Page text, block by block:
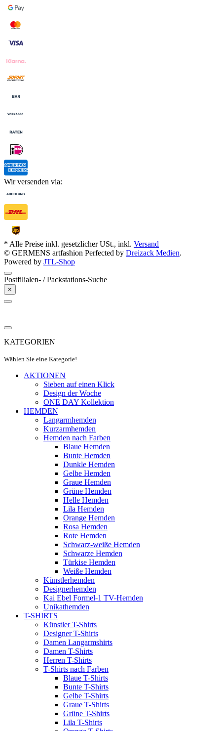
Wir versenden via:
* Alle Preise inkl. gesetzlicher USt., inkl. Versand
© GERMENS artfashion Perfected by Dreizack Medien.
Powered by JTL-Shop
Postfilialen- / Packstations-Suche
×
KATEGORIEN
Wählen Sie eine Kategorie!
AKTIONEN
Sieben auf einen Klick
Design der Woche
ONE DAY Kollektion
HEMDEN
Langarmhemden
Kurzarmhemden
Hemden nach Farben
Blaue Hemden
Bunte Hemden
Dunkle Hemden
Gelbe Hemden
Graue Hemden
Grüne Hemden
Helle Hemden
Lila Hemden
Orange Hemden
Rosa Hemden
Rote Hemden
Schwarz-weiße Hemden
Schwarze Hemden
Türkise Hemden
Weiße Hemden
Künstlerhemden
Designerhemden
Kai Ebel Formel-1 TV-Hemden
Unikathemden
T-SHIRTS
Künstler T-Shirts
Designer T-Shirts
Damen Langarmshirts
Damen T-Shirts
Herren T-Shirts
T-Shirts nach Farben
Blaue T-Shirts
Bunte T-Shirts
Gelbe T-Shirts
Graue T-Shirts
Grüne T-Shirts
Lila T-Shirts